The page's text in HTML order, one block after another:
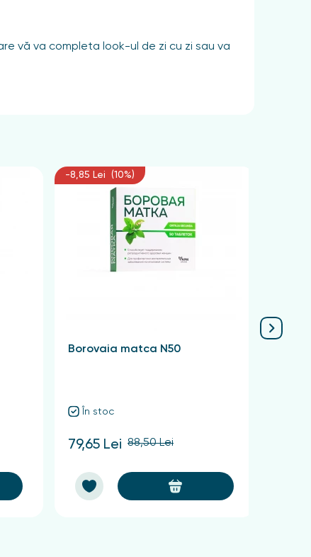
vă va completa look-ul de zi cu zi sau va
dimeticonă, trietoxicaprililsilan,
17200, CI 42090, CI 45410, CI 77007, CI
-8,85 Lei (10%)
Borovaia matca N50
În stoc
79,65 Lei 88,50 Lei